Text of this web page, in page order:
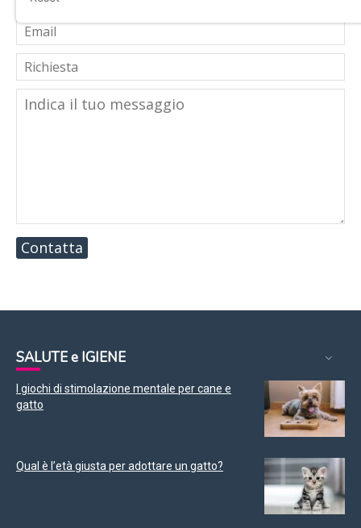
Contatta
SALUTE e IGIENE
I giochi di stimolazione mentale per cane e
gatto
Qual è l’età giusta per adottare un gatto?